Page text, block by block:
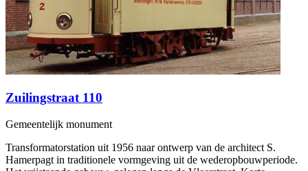
Zuilingstraat 110
Gemeentelijk monument
Transformatorstation uit 1956 naar ontwerp van de architect S.
Hamerpagt in traditionele vormgeving uit de wederopbouwperiode.